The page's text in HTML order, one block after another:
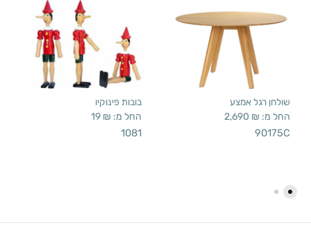
שולחן רגל אמצע
החל מ: 2,690 ₪
90175C
בובות פינוקיו
החל מ: 19 ₪
1081